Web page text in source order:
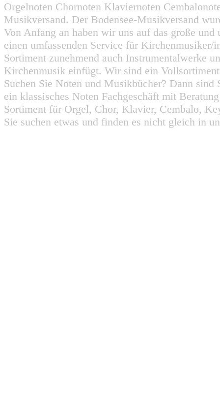
Orgelnoten Chornoten Klaviernoten
Musikversand. Der Bodensee-Musikversand
Von Anfang an haben wir uns auf das große
einen umfassenden Service für
Sortiment zunehmend auch Instrumentalwerke
Kirchenmusik einfügt. Wir sind ein
Suchen Sie Noten und Musikbücher? Dann
ein klassisches Noten Fachgeschäft mit
Sortiment für Orgel, Chor, Klavier, Cembalo,
Sie suchen etwas und finden es nicht gleich in